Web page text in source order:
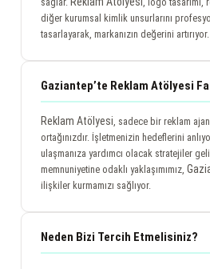
diğer kurumsal kimlik unsurlarını
tasarlayarak, markanızın değerini artırıyor.
Gaziantep’te Reklam Atölyesi
Reklam Atölyesi, sadece bir reklam
ortağınızdır. İşletmenizin hedeflerini
ulaşmanıza yardımcı olacak stratejiler
memnuniyetine odaklı yaklaşımımız,
ilişkiler kurmamızı sağlıyor.
Neden Bizi Tercih Etmelisiniz?